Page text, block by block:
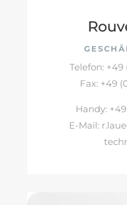
Telefon: +49
Fax: +49
Handy:
E-Mail: